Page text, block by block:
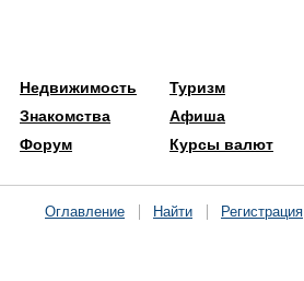
Недвижимость
Знакомства
Форум
Туризм
Афиша
Курсы валют
Оглавление Найти Регистрация